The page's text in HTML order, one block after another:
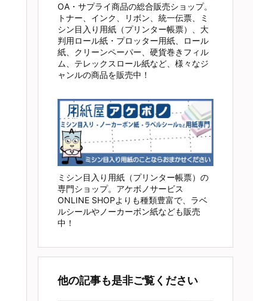
OA・サプライ商品の総合販売ショップ。
トナー、インク、リボン、統一伝票、ミ
シン目入り用紙（プリンター帳票）、大
判用ロール紙・プロッター用紙、ロール
紙、クリーンペーパー、硬貨巻きフィル
ム、テレックスロール紙など、様々なジ
ャンルの商品を販売中！
ミシン目入り用紙（プリンター帳票）の
専門ショップ。アケボノサービス
ONLINE SHOPよりも種類豊富で、ラベ
ルシールやノーカーボン紙なども販売
中！
他の記事も是非ご覧ください